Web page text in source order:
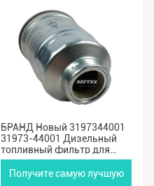
БРАНД Новый 3197344001
31973-44001 Дизельный
топливный фильтр для
2002 Hyundai H-1 Porter
1996
Получите самую лучшую